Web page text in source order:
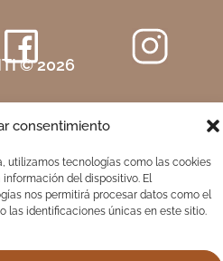
consentimiento
utilizamos tecnologías como las cookies
del dispositivo. El
nos permitirá procesar datos como el
las identificaciones únicas en este sitio.
© 2026